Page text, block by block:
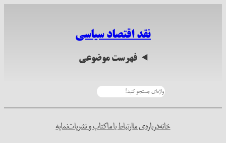
نقد اقتصاد سیاسی
فهرست موضوعی
خانهدرباره‌ی ماارتباط با ماکتاب و نشریاتنمایه